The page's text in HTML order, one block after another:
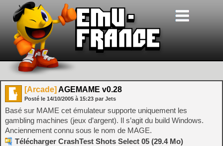
[Arcade] AGEMAME v0.28
Posté le 14/10/2005 à 15:23 par Jets
Basé sur MAME cet émulateur supporte uniquement les
gambling machines (jeux d’argent). Il s’agit du build Windows.
Anciennement connu sous le nom de MAGE.
Télécharger CrashTest Shots Select 05 (29.4 Mo)